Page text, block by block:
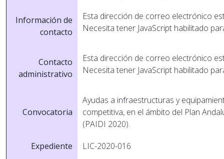
Información de
contacto
Esta dirección de correo electrónico
Necesita tener JavaScript habilitado
Contacto
administrativo
Esta dirección de correo electrónico
Necesita tener JavaScript habilitado
Convocatoria
Ayudas a infraestructuras y
competitiva, en el ámbito del Plan
(PAIDI 2020).
Expediente
LIC-2020-016